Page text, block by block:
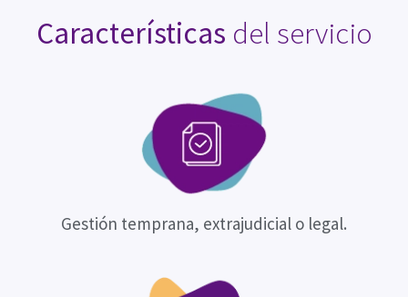
Características del servicio
Gestión temprana, extrajudicial o legal.